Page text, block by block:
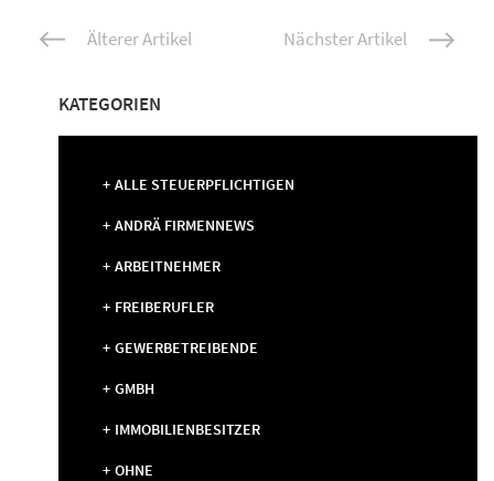
Beitrags-Älterer Artikel Nächster Artikel
KATEGORIEN
ALLE STEUERPFLICHTIGEN
ANDRÄ FIRMENNEWS
ARBEITNEHMER
FREIBERUFLER
GEWERBETREIBENDE
GMBH
IMMOBILIENBESITZER
OHNE